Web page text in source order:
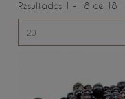
Resultados 1 - 18 de 18